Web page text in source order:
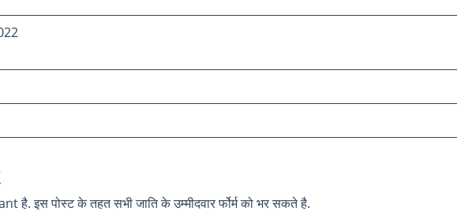
इस पोस्ट के तहत सभी जाति के उम्मीदवार र्फोर्म को भर सकते है.